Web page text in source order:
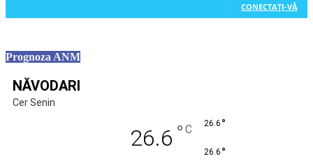
CONECTAȚI-VĂ
Prognoza ANM
NĂVODARI
Cer Senin
26.6 ° C 26.6 °
26.6 °